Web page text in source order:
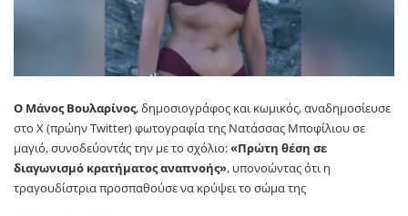
Ο Μάνος Βουλαρίνος, δημοσιογράφος και κωμικός, αναδημοσίευσε
στο X (πρώην Twitter) φωτογραφία της Νατάσσας Μποφίλιου σε
μαγιό, συνοδεύοντάς την με το σχόλιο:«Πρώτη θέση σε
διαγωνισμό κρατήματος αναπνοής», υπονοώντας ότι η
τραγουδίστρια προσπαθούσε να κρύψει το σώμα της